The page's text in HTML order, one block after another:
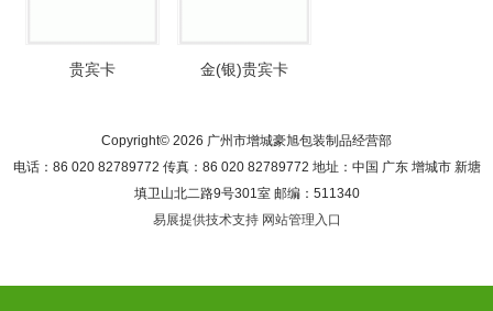
贵宾卡 金(银)贵宾卡
Copyright© 2026 广州市增城豪旭包装制品经营部
电话：86 020 82789772 传真：86 020 82789772 地址：中国 广东 增城市 新塘
填卫山北二路9号301室 邮编：511340
易展提供技术支持 网站管理入口